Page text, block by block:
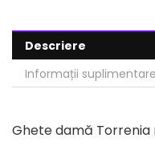
Descriere
Informații suplimentare
Ghete damă Torrenia